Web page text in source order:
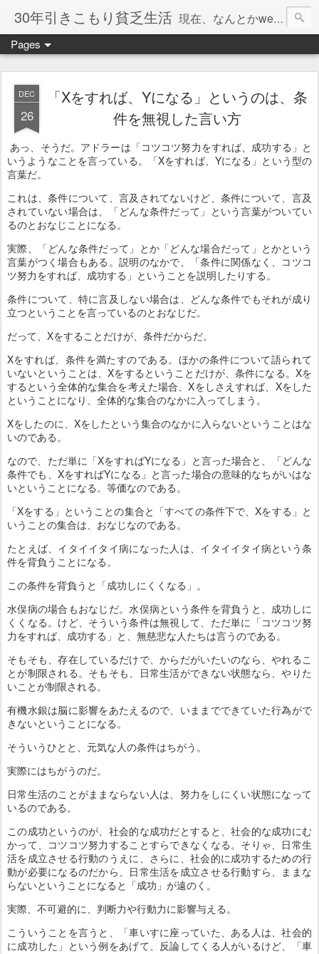
30年引きこもり貧乏生活 現在、なんとかweb系の仕事で食べています。このブログで扱う問題は「この世とはなにか」「人生とはなにか」「人間とはなにか」「強迫神経症の原因と解決法」「うつ病の原因と寄り添う方法」「家族の問題」などについてです。
Pages
DEC
26
「Xをすれば、Yになる」というのは、条
件を無視した言い方
あっ、そうだ。アドラーは「コツコツ努力をすれば、成功する」と
いうようなことを言っている。「Xをすれば、Yになる」という型の
言葉だ。
これは、条件について、言及されてないけど、条件について、言及
されていない場合は、「どんな条件だって」という言葉がついてい
るのとおなじことになる。
実際、「どんな条件だって」とか「どんな場合だって」とかという
言葉がつく場合もある。説明のなかで、「条件に関係なく、コツコ
ツ努力をすれば、成功する」ということを説明したりする。
条件について、特に言及しない場合は、どんな条件でもそれが成り
立つということを言っているのとおなじだ。
だって、Xをすることだけが、条件だからだ。
Xをすれば、条件を満たすのである。ほかの条件について語られて
いないということは、Xをするということだけが、条件になる。Xを
するという全体的な集合を考えた場合、Xをしさえすれば、Xをした
ということになり、全体的な集合のなかに入ってしまう。
Xをしたのに、Xをしたという集合のなかに入らないということはな
いのである。
なので、ただ単に「XをすればYになる」と言った場合と、「どんな
条件でも、XをすればYになる」と言った場合の意味的なちがいはな
いということになる。等価なのである。
「Xをする」ということの集合と「すべての条件下で、Xをする」と
いうことの集合は、おなじなのである。
たとえば、イタイイタイ病になった人は、イタイイタイ病という条
件を背負うことになる。
この条件を背負うと「成功しにくくなる」。
水俣病の場合もおなじだ。水俣病という条件を背負うと、成功しに
くくなる。けど、そういう条件は無視して、ただ単に「コツコツ努
力をすれば、成功する」と、無慈悲な人たちは言うのである。
そもそも、存在しているだけで、からだがいたいのなら、やれるこ
とが制限される。そもそも、日常生活ができない状態なら、やりた
いことが制限される。
有機水銀は脳に影響をあたえるので、いままでできていた行為がで
きないということになる。
そういうひとと、元気な人の条件はちがう。
実際にはちがうのだ。
日常生活のことがままならない人は、努力をしにくい状態になって
いるのである。
この成功というのが、社会的な成功だとすると、社会的な成功にむ
かって、コツコツ努力することすらできなくなる。そりゃ、日常生
活を成立させる行動のうえに、さらに、社会的に成功するための行
動が必要になるのだから、日常生活を成立させる行動すら、ままな
らないということになると「成功」が遠のく。
実際、不可避的に、判断力や行動力に影響与える。
こういうことを言うと、「車いすに座っていた、ある人は、社会的
に成功した」という例をあげて、反論してくる人がいるけど、「車